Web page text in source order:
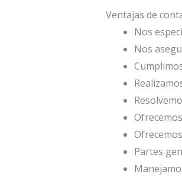
Ventajas de
Nos
Nos
Partes